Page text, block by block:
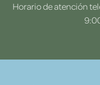
Horario de atención